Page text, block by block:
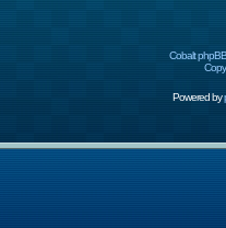
Cobalt
Powered by